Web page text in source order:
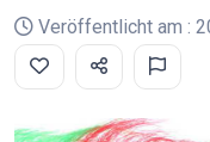
Veröffentlicht am :